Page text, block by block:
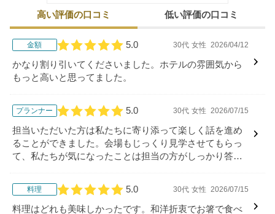
高い評価の口コミ 低い評価の口コミ
金額
口コミ評価
5.0 30代 女性 2026/04/12
かなり割り引いてくださいました。ホテルの雰囲気から
もっと高いと思ってました。
プランナー
口コミ評価
5.0 30代 女性 2026/07/15
担当いただいた方は私たちに寄り添って楽しく話を進め
ることができました。会場もじっくり見学させてもらっ
て、私たちが気になったことは担当の方がしっかり答え
料理
口コミ評価
5.0 30代 女性 2026/07/15
料理はどれも美味しかったです。和洋折衷でお箸で食べ